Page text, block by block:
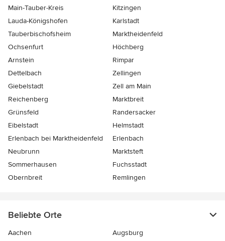
Main-Tauber-Kreis
Kitzingen
Lauda-Königshofen
Karlstadt
Tauberbischofsheim
Marktheidenfeld
Ochsenfurt
Höchberg
Arnstein
Rimpar
Dettelbach
Zellingen
Giebelstadt
Zell am Main
Reichenberg
Marktbreit
Grünsfeld
Randersacker
Eibelstadt
Helmstadt
Erlenbach bei Marktheidenfeld
Erlenbach
Neubrunn
Marktsteft
Sommerhausen
Fuchsstadt
Obernbreit
Remlingen
Beliebte Orte
Aachen Augsburg